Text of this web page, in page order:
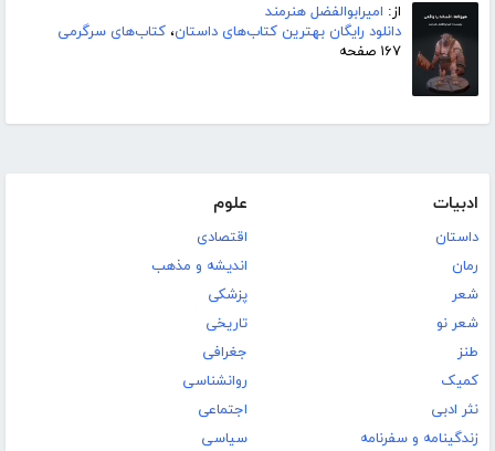
از: امیرابوالفضل هنرمند
دانلود رایگان بهترین کتاب‌های داستان، کتاب‌های سرگرمی
۱۶۷ صفحه
ادبیات
داستان
رمان
شعر
شعر نو
طنز
کمیک
نثر ادبی
زندگینامه و سفرنامه
علوم
اقتصادی
اندیشه و مذهب
پزشکی
تاریخی
جغرافی
روانشناسی
اجتماعی
سیاسی